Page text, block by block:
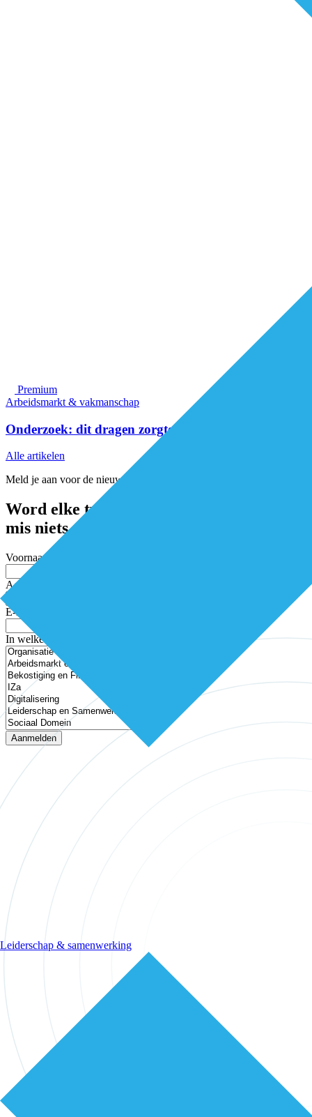
Leiderschap & samenwerking
Premium
Arbeidsmarkt & vakmanschap
Onderzoek: dit dragen zorgtechnologieën bij
Alle artikelen
Meld je aan voor de nieuwsbrief
Word elke twee weken geïnspireerd en
mis niets
Voornaam
Achternaam
E-mailadres
In welke thema’s ben je geïnteresseerd?
Aanmelden